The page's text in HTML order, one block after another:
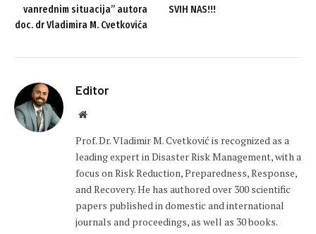
vanrednim situacija” autora
doc. dr Vladimira M. Cvetkovića
SVIH NAS!!!
Editor
Website
Prof. Dr. Vladimir M. Cvetković is recognized as a
leading expert in Disaster Risk Management, with a
focus on Risk Reduction, Preparedness, Response,
and Recovery. He has authored over 300 scientific
papers published in domestic and international
journals and proceedings, as well as 30 books.